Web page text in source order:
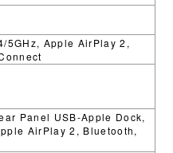
5GHz, Apple AirPlay 2,
Panel USB-Apple Dock,
AirPlay 2, Bluetooth,